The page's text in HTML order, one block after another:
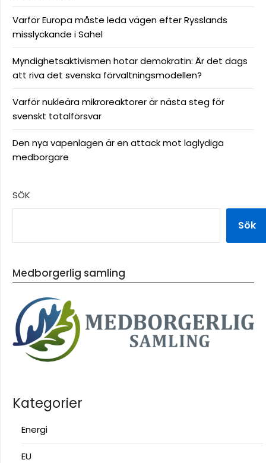
Varför Europa måste leda vägen efter Rysslands
misslyckande i Sahel
Myndighetsaktivismen hotar demokratin: Är det dags
att riva det svenska förvaltningsmodellen?
Varför nukleära mikroreaktorer är nästa steg för
svenskt totalförsvar
Den nya vapenlagen är en attack mot laglydiga
medborgare
SÖK
Sök
Medborgerlig samling
Kategorier
Energi
EU